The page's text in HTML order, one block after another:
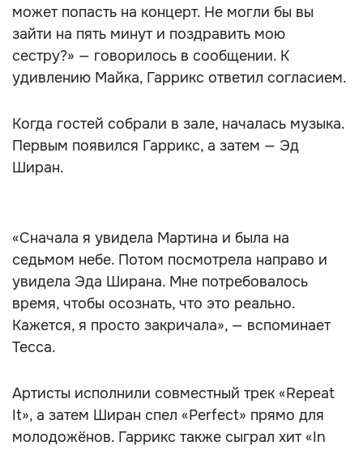
может попасть на концерт. Не могли бы вы
зайти на пять минут и поздравить мою
сестру?» — говорилось в сообщении. К
удивлению Майка, Гаррикс ответил согласием.
Когда гостей собрали в зале, началась музыка.
Первым появился Гаррикс, а затем — Эд
Ширан.
«Сначала я увидела Мартина и была на
седьмом небе. Потом посмотрела направо и
увидела Эда Ширана. Мне потребовалось
время, чтобы осознать, что это реально.
Кажется, я просто закричала», — вспоминает
Тесса.
Артисты исполнили совместный трек «Repeat
It», а затем Ширан спел «Perfect» прямо для
молодожёнов. Гаррикс также сыграл хит «In